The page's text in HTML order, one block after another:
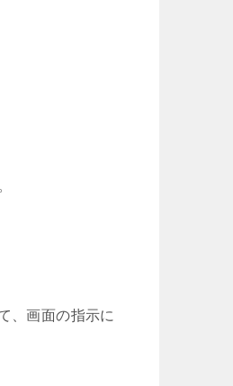
、画面の指示に